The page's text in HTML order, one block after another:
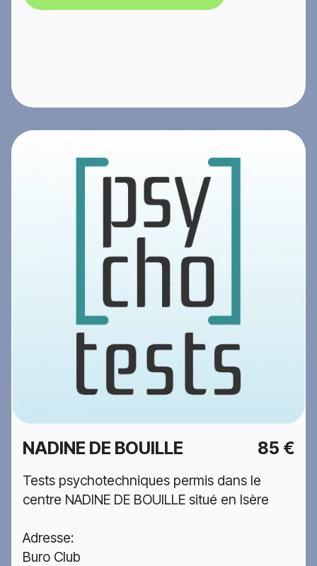
NADINE DE BOUILLE 85 €
Tests psychotechniques permis dans le
centre NADINE DE BOUILLE situé en Isère
Adresse:
Buro Club